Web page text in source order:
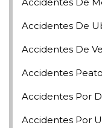
Accidentes De
Accidentes De
Accidentes
Accidentes Por
Accidentes Por